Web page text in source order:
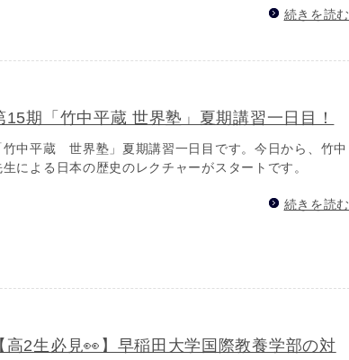
続きを読む
15期「竹中平蔵 世界塾」夏期講習一日目！
竹中平蔵 世界塾」夏期講習一日目です。今日から、竹中
生による日本の歴史のレクチャーがスタートです。
続きを読む
高2生必見👀】早稲田大学国際教養学部の対